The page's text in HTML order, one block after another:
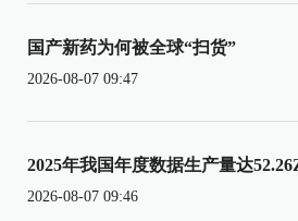
国产新药为何被全球“扫货”
2026-08-07 09:47
2025年我国年度数据生产量达
2026-08-07 09:46